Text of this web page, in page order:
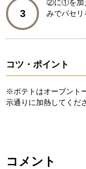
3
②に①を加
みでパセリ
コツ・ポイント
※ポテトはオーブント
示通りに加熱してくだ
コメント